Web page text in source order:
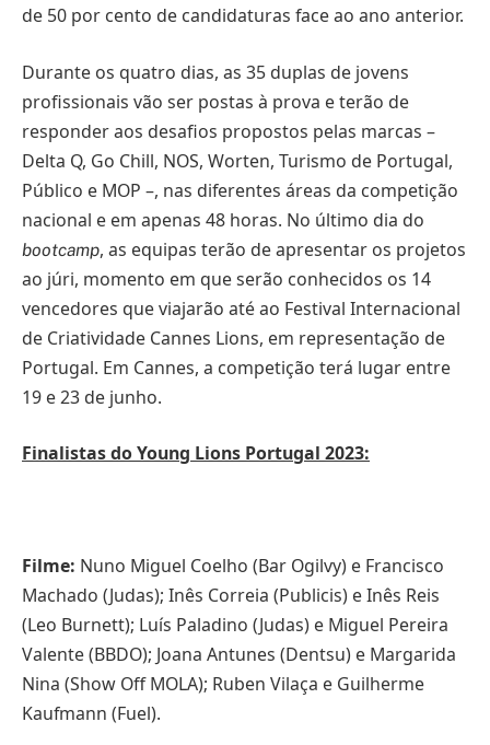
de 50 por cento de candidaturas face ao ano anterior.
Durante os quatro dias, as 35 duplas de jovens
profissionais vão ser postas à prova e terão de
responder aos desafios propostos pelas marcas –
Delta Q, Go Chill, NOS, Worten, Turismo de Portugal,
Público e MOP –, nas diferentes áreas da competição
nacional e em apenas 48 horas. No último dia do
bootcamp, as equipas terão de apresentar os projetos
ao júri, momento em que serão conhecidos os 14
vencedores que viajarão até ao Festival Internacional
de Criatividade Cannes Lions, em representação de
Portugal. Em Cannes, a competição terá lugar entre
19 e 23 de junho.
Finalistas do Young Lions Portugal 2023:
Filme: Nuno Miguel Coelho (Bar Ogilvy) e Francisco
Machado (Judas); Inês Correia (Publicis) e Inês Reis
(Leo Burnett); Luís Paladino (Judas) e Miguel Pereira
Valente (BBDO); Joana Antunes (Dentsu) e Margarida
Nina (Show Off MOLA); Ruben Vilaça e Guilherme
Kaufmann (Fuel).